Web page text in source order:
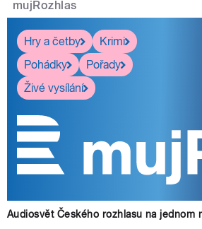
mujRozhlas
Hry a četby
Krimi
Pohádky
Pořady
Živé vysílání
Audiosvět Českého rozhlasu na jednom